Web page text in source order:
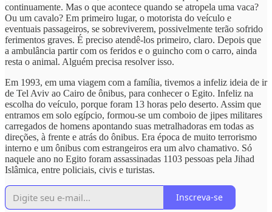
continuamente. Mas o que acontece quando se atropela uma vaca?
Ou um cavalo? Em primeiro lugar, o motorista do veículo e
eventuais passageiros, se sobreviverem, possivelmente terão sofrido
ferimentos graves. É preciso atendê-los primeiro, claro. Depois que
a ambulância partir com os feridos e o guincho com o carro, ainda
resta o animal. Alguém precisa resolver isso.
Em 1993, em uma viagem com a família, tivemos a infeliz ideia de ir
de Tel Aviv ao Cairo de ônibus, para conhecer o Egito. Infeliz na
escolha do veículo, porque foram 13 horas pelo deserto. Assim que
entramos em solo egípcio, formou-se um comboio de jipes militares
carregados de homens apontando suas metralhadoras em todas as
direções, à frente e atrás do ônibus. Era época de muito terrorismo
interno e um ônibus com estrangeiros era um alvo chamativo. Só
naquele ano no Egito foram assassinadas 1103 pessoas pela Jihad
Islâmica, entre policiais, civis e turistas.
Inscreva-se